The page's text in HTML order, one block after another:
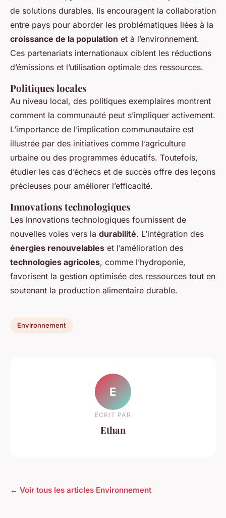
de solutions durables. Ils encouragent la collaboration
entre pays pour aborder les problématiques liées à la
croissance de la population et à l’environnement.
Ces partenariats internationaux ciblent les réductions
d’émissions et l’utilisation optimale des ressources.
Politiques locales
Au niveau local, des politiques exemplaires montrent
comment la communauté peut s’impliquer activement.
L’importance de l’implication communautaire est
illustrée par des initiatives comme l’agriculture
urbaine ou des programmes éducatifs. Toutefois,
étudier les cas d’échecs et de succès offre des leçons
précieuses pour améliorer l’efficacité.
Innovations technologiques
Les innovations technologiques fournissent de
nouvelles voies vers la durabilité. L’intégration des
énergies renouvelables et l’amélioration des
technologies agricoles, comme l’hydroponie,
favorisent la gestion optimisée des ressources tout en
soutenant la production alimentaire durable.
Environnement
E
ECRIT PAR
Ethan
← Voir tous les articles Environnement